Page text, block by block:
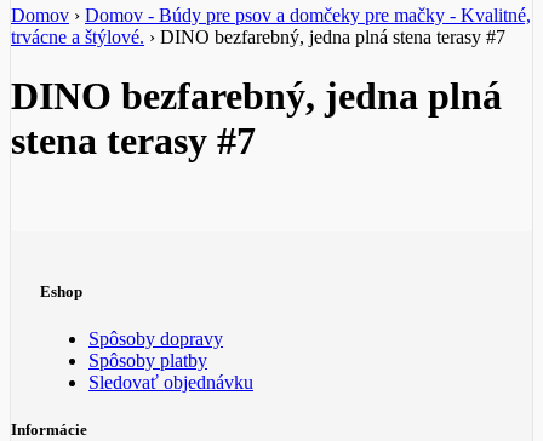
Domov › Domov - Búdy pre psov a domčeky pre mačky - Kvalitné,
trvácne a štýlové. › DINO bezfarebný, jedna plná stena terasy #7
DINO bezfarebný, jedna plná
stena terasy #7
Eshop
Spôsoby dopravy
Spôsoby platby
Sledovať objednávku
Informácie